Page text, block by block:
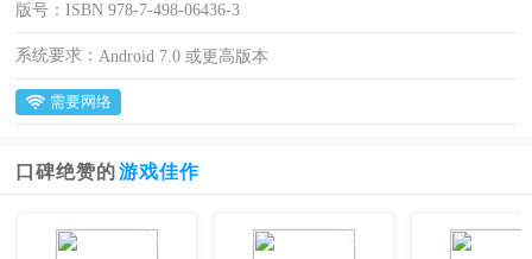
版号：ISBN 978-7-498-06436-3
系统要求： Android 7.0 或更高版本
需要网络
口碑绝赞的 游戏佳作